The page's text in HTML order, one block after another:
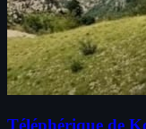
Téléphérique de